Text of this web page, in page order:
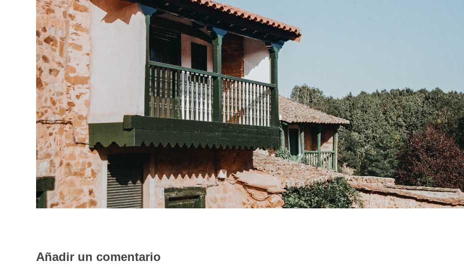
Añadir un comentario